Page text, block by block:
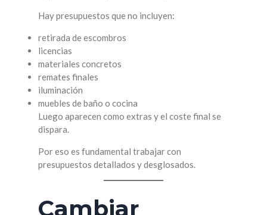
Hay presupuestos que no incluyen:
retirada de escombros
licencias
materiales concretos
remates finales
iluminación
muebles de baño o cocina
Luego aparecen como extras y el coste final se
dispara.
Por eso es fundamental trabajar con
presupuestos detallados y desglosados.
Cambiar